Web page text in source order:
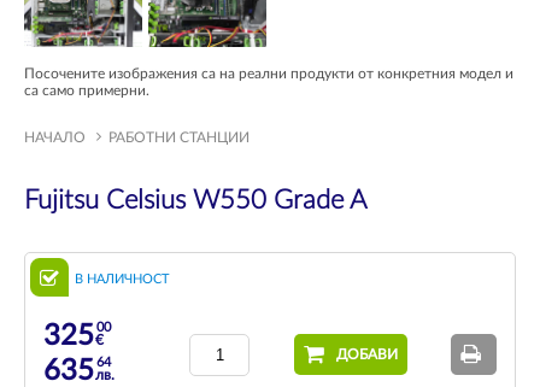
Посочените изображения са на реални продукти от конкретния модел и
са само примерни.
НАЧАЛО РАБОТНИ СТАНЦИИ
Fujitsu Celsius W550 Grade A
В НАЛИЧНОСТ
32500
€
63564
лв.
ДОБАВИ